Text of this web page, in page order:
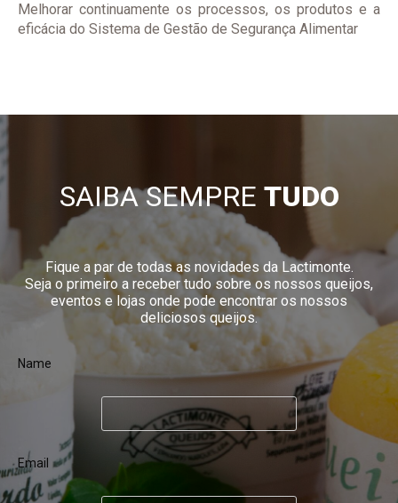
Melhorar continuamente os processos, os produtos e a
eficácia do Sistema de Gestão de Segurança Alimentar
SAIBA SEMPRE TUDO
Fique a par de todas as novidades da Lactimonte.
Seja o primeiro a receber tudo sobre os nossos queijos,
eventos e lojas onde pode encontrar os nossos
deliciosos queijos.
Name
Email